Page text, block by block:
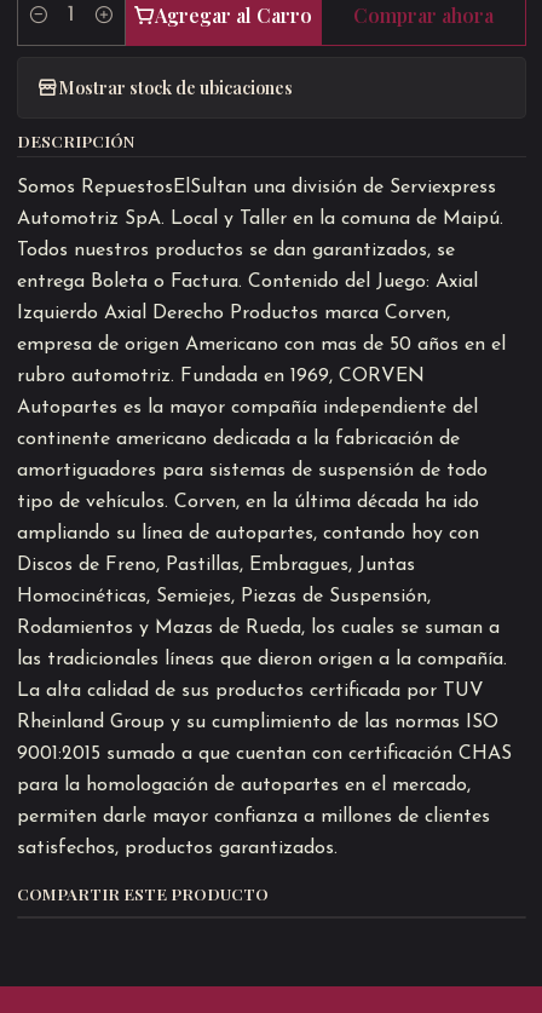
Cantidad
Agregar al Carro Comprar ahora
Mostrar stock de ubicaciones
DESCRIPCIÓN
Somos RepuestosElSultan una división de Serviexpress
Automotriz SpA. Local y Taller en la comuna de Maipú.
Todos nuestros productos se dan garantizados, se
entrega Boleta o Factura. Contenido del Juego: Axial
Izquierdo Axial Derecho Productos marca Corven,
empresa de origen Americano con mas de 50 años en el
rubro automotriz. Fundada en 1969, CORVEN
Autopartes es la mayor compañía independiente del
continente americano dedicada a la fabricación de
amortiguadores para sistemas de suspensión de todo
tipo de vehículos. Corven, en la última década ha ido
ampliando su línea de autopartes, contando hoy con
Discos de Freno, Pastillas, Embragues, Juntas
Homocinéticas, Semiejes, Piezas de Suspensión,
Rodamientos y Mazas de Rueda, los cuales se suman a
las tradicionales líneas que dieron origen a la compañía.
La alta calidad de sus productos certificada por TUV
Rheinland Group y su cumplimiento de las normas ISO
9001:2015 sumado a que cuentan con certificación CHAS
para la homologación de autopartes en el mercado,
permiten darle mayor confianza a millones de clientes
satisfechos, productos garantizados.
COMPARTIR ESTE PRODUCTO